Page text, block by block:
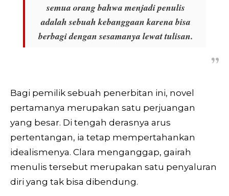
semua orang bahwa menjadi penulis
adalah sebuah kebanggaan karena bisa
berbagi dengan sesamanya lewat tulisan.
Bagi pemilik sebuah penerbitan ini, novel
pertamanya merupakan satu perjuangan
yang besar. Di tengah derasnya arus
pertentangan, ia tetap mempertahankan
idealismenya. Clara menganggap, gairah
menulis tersebut merupakan satu penyaluran
diri yang tak bisa dibendung.